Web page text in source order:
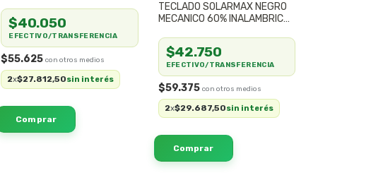
$55.625
2x$27.812,50sin interés
$40.050
EFECTIVO/TRANSFERENCIA
TECLADO SOLARMAX NEGRO
MECANICO 60% INALAMBRICO
GMKB64RB
$59.375
2x$29.687,50sin interés
$42.750
EFECTIVO/TRANSFERENCIA